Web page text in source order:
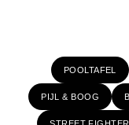
POOLTAFEL
PIJL & BOOG